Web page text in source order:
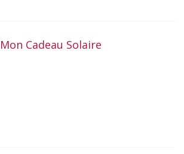
Mon Cadeau Solaire